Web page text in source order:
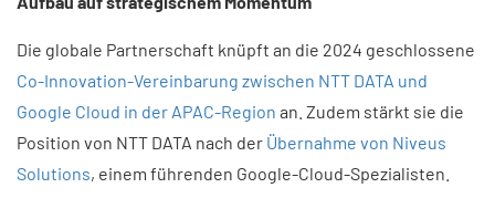
Die globale Partnerschaft knüpft an die 2024 geschlossene
Co-Innovation-Vereinbarung zwischen NTT DATA und
Google Cloud in der APAC-Region an. Zudem stärkt sie die
Position von NTT DATA nach der Übernahme von Niveus
Solutions, einem führenden Google-Cloud-Spezialisten.